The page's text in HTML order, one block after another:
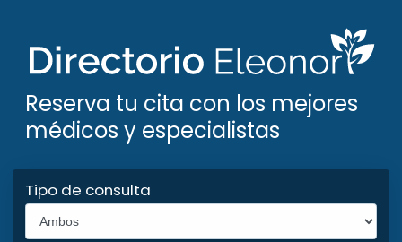
Reserva tu cita con los mejores
médicos y especialistas
Tipo de consulta